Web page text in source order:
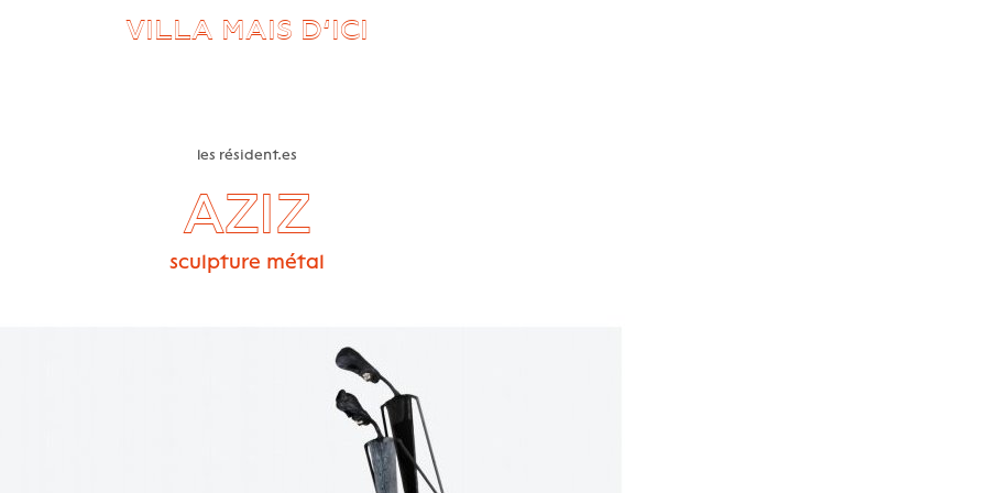
VILLA MAIS D’ICI
les résident.es
AZIZ
sculpture métal